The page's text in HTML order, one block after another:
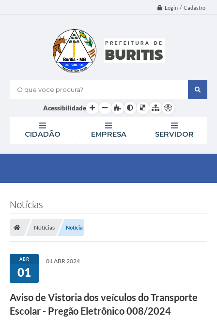
Login / Cadastro
O que voce procura?
Acessibilidade
CIDADÃO EMPRESA SERVIDOR
Notícias
Notícias Notícia
ABR
01
01 ABR 2024
Aviso de Vistoria dos veículos do Transporte
Escolar - Pregão Eletrônico 008/2024